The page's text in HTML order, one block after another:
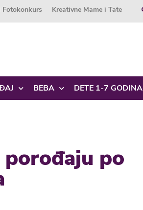
Kreativne Mame i Tate
BEBA DETE 1-7 GODINA
po